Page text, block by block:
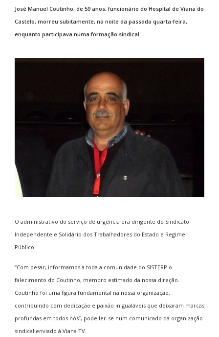
José Manuel Coutinho, de 59 anos, funcionário do Hospital de Viana do
Castelo, morreu subitamente, na noite da passada quarta-feira,
enquanto participava numa formação sindical.
O administrativo do serviço de urgência era dirigente do Sindicato
Independente e Solidário dos Trabalhadores do Estado e Regime
Público.
“Com pesar, informamos a toda a comunidade do SISTERP o
falecimento do Coutinho, membro estimado da nossa direção.
Coutinho foi uma figura fundamental na nossa organização,
contribuindo com dedicação e paixão inigualáveis que deixaram marcas
profundas em todos nós”, pode ler-se num comunicado da organização
sindical enviado à Viana TV.